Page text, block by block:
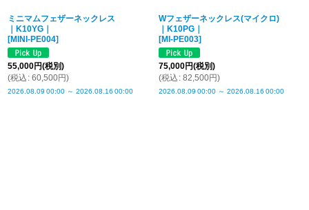
ミニマムフェザーネックレス
｜K10YG｜
[MINI-PE004]
55,000円(税別)
(税込 : 60,500円)
2026.08.09 00:00 ～ 2026.08.16 00:00
Wフェザーネックレス(マイクロ)
｜K10PG｜
[MI-PE003]
75,000円(税別)
(税込 : 82,500円)
2026.08.09 00:00 ～ 2026.08.16 00:00